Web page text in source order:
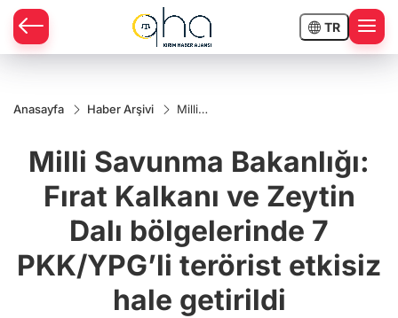
TR
Anasayfa Haber Arşivi
Milli
Fırat Kalkanı
ve Zeytin
bölgelerinde
7 PKK/YPG’li
terörist
etkisiz hale
getirildi
Milli Savunma Bakanlığı:
Fırat Kalkanı ve Zeytin
Dalı bölgelerinde 7
PKK/YPG’li terörist etkisiz
hale getirildi